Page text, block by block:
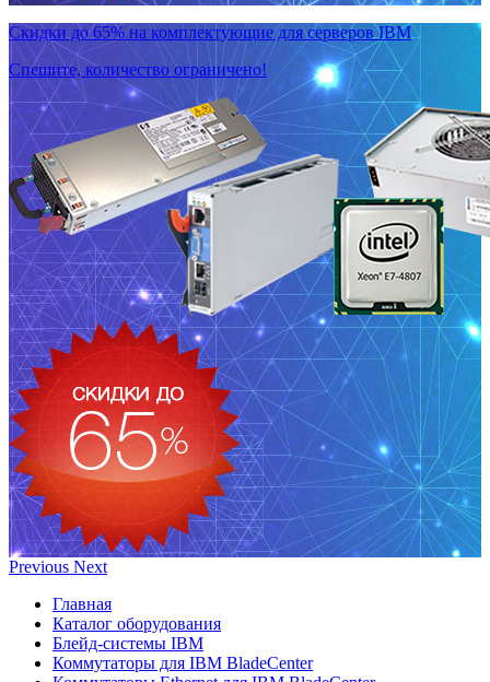
Скидки до 65% на комплектующие для серверов IBM
Спешите, количество ограничено!
Previous Next
Главная
Каталог оборудования
Блейд-системы IBM
Коммутаторы для IBM BladeCenter